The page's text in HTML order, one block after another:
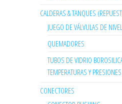
CALDERAS & TANQUES
JUEGO DE VÁLVULAS DE NIVEL
QUEMADORES
TUBOS DE VIDRIO
TEMPERATURAS Y PRESIONES
CONECTORES